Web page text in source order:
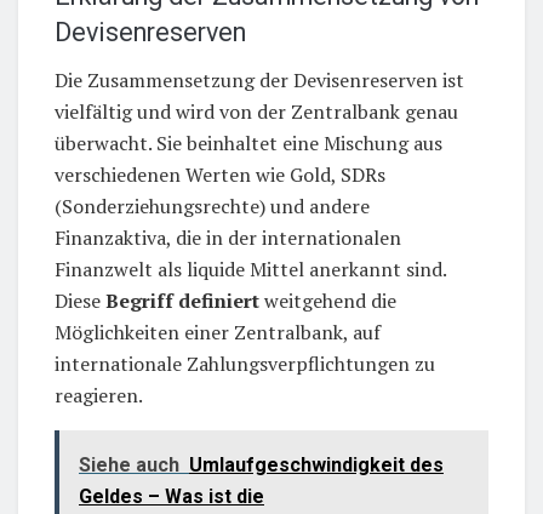
Devisenreserven
Die Zusammensetzung der Devisenreserven ist
vielfältig und wird von der Zentralbank genau
überwacht. Sie beinhaltet eine Mischung aus
verschiedenen Werten wie Gold, SDRs
(Sonderziehungsrechte) und andere
Finanzaktiva, die in der internationalen
Finanzwelt als liquide Mittel anerkannt sind.
DieseBegriff definiertweitgehend die
Möglichkeiten einer Zentralbank, auf
internationale Zahlungsverpflichtungen zu
reagieren.
Siehe auch Umlaufgeschwindigkeit des
Geldes – Was ist die